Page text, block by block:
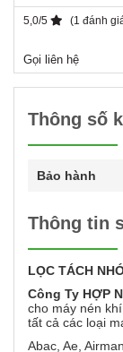
1615943680 /
5,0/5
(1 đánh
Gọi liên hệ
Thông số
Bảo hành
Thông tin
LỌC TÁCH
Công Ty HỢP
cho máy nén
tất cả các loại
Abac, Ae,